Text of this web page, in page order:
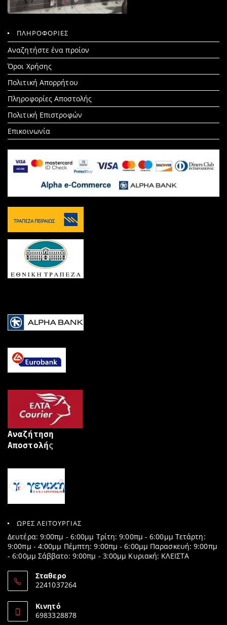
ΠΛΗΡΟΦΟΡΙΕΣ
Αναζητήστε ένα προίον
Search
for:
Όροι Χρήσης
Πολιτική Απορρήτου
Πληροφορίες Αποστολής
Πολιτική Επιστροφών
Επικοινωνία
Αναζήτηση
Αποστολής
ΩΡΕΣ ΛΕΙΤΟΥΡΓΙΑΣ
Δευτέρα: 9:00πμ - 6:00μμ Τρίτη: 9:00πμ - 6:00μμ Τετάρτη:
9:00πμ - 4:00μμ Πέμπτη: 9:00πμ - 6:00μμ Παρασκευή: 9:00πμ
- 6:00μμ Σάββατο: 9:00πμ - 3:00μμ Κυριακή: ΚΛΕΙΣΤΑ
Σταθερο
2241037264
in
your
Κινητό
6983328878